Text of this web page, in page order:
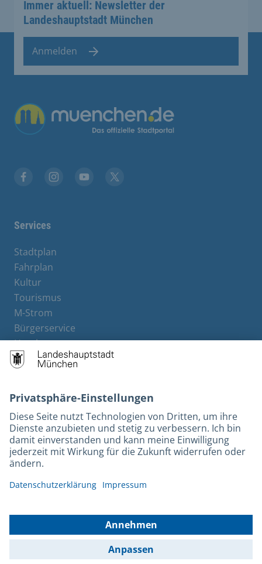
Immer aktuell: Newsletter der
Landeshauptstadt München
Anmelden
Services
Stadtplan
Fahrplan
Kultur
Tourismus
M-Strom
Bürgerservice
Hotels
Barrierefreiheit
Leichte Sprache
Gebärdensprache
Datenschutz
Impressum
© 2025 Portal München Betriebs GmbH & Co. KG - Ein Service der
Landeshauptstadt München und der Stadtwerke München GmbH